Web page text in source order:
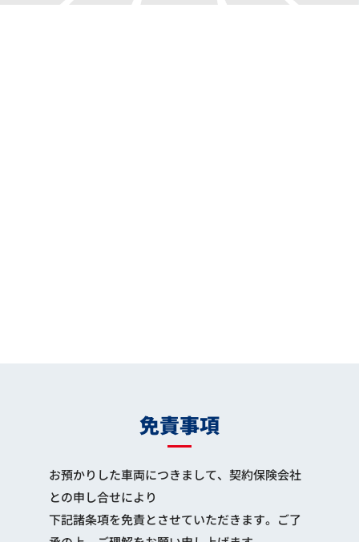
免責事項
お預かりした車両につきまして、契約保険会社
との申し合せにより
下記諸条項を免責とさせていただきます。ご了